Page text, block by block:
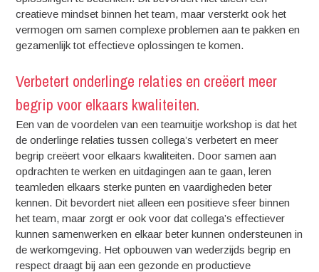
creatieve mindset binnen het team, maar versterkt ook het
vermogen om samen complexe problemen aan te pakken en
gezamenlijk tot effectieve oplossingen te komen.
Verbetert onderlinge relaties en creëert meer
begrip voor elkaars kwaliteiten.
Een van de voordelen van een teamuitje workshop is dat het
de onderlinge relaties tussen collega’s verbetert en meer
begrip creëert voor elkaars kwaliteiten. Door samen aan
opdrachten te werken en uitdagingen aan te gaan, leren
teamleden elkaars sterke punten en vaardigheden beter
kennen. Dit bevordert niet alleen een positieve sfeer binnen
het team, maar zorgt er ook voor dat collega’s effectiever
kunnen samenwerken en elkaar beter kunnen ondersteunen in
de werkomgeving. Het opbouwen van wederzijds begrip en
respect draagt bij aan een gezonde en productieve